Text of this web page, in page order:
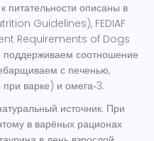
питательности описаны в
Guidelines), FEDIAF
Requirements of Dogs
соотношение
с печенью,
варке) и омега‑3.
источник. При
в варёных рационах